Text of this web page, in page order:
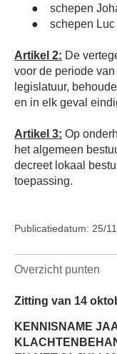
●
schepen
●
schepen
Artikel 2: De
voor de periode
legislatuur,
en in elk geval
Artikel 3: Op
het algemeen
decreet lokaal
toepassing.
Publicatiedatum: 25/
Overzicht punten
Zitting van 14
KENNISNAME